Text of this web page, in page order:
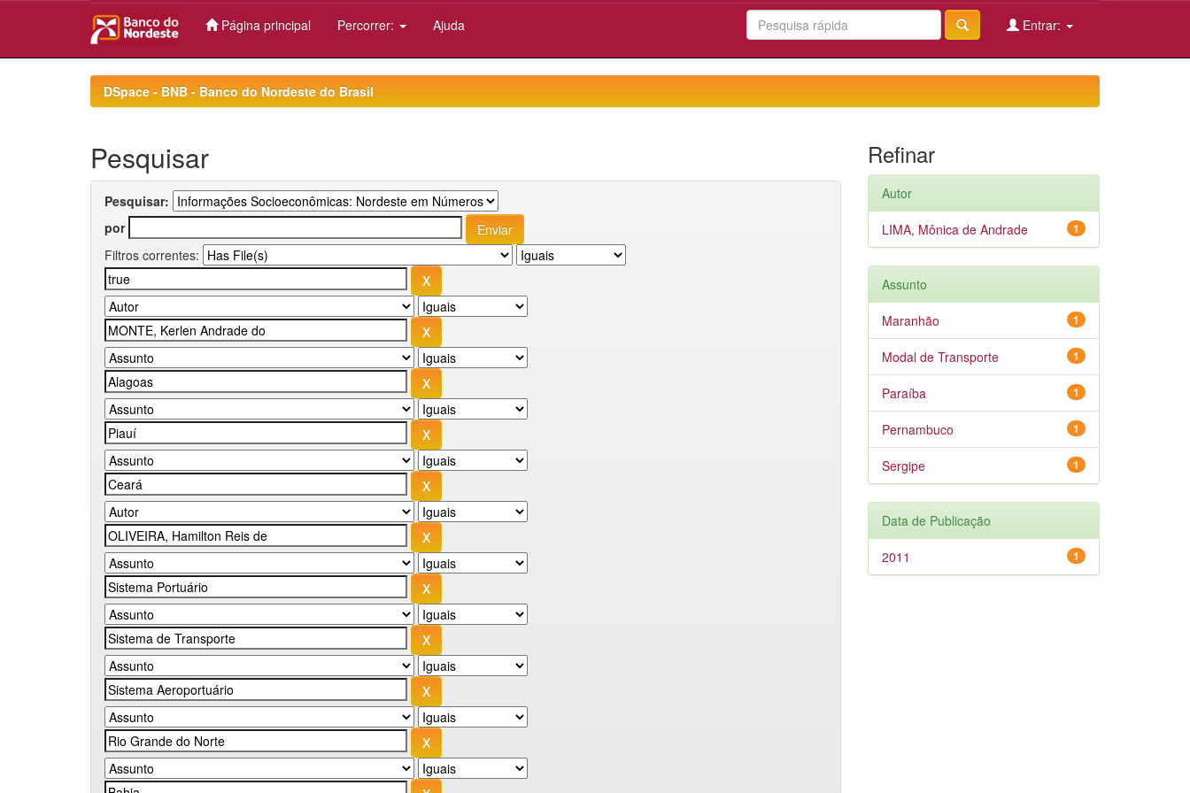
Página principal Percorrer: Ajuda Entrar:
DSpace - BNB - Banco do Nordeste do Brasil
Pesquisar
Pesquisar:
por
Filtros correntes:
Refinar
Autor
1
LIMA, Mônica de Andrade
Assunto
1
Maranhão
1
Modal de Transporte
1
Paraíba
1
Pernambuco
1
Sergipe
Data de Publicação
1
2011